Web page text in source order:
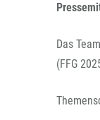
Das
(FFG